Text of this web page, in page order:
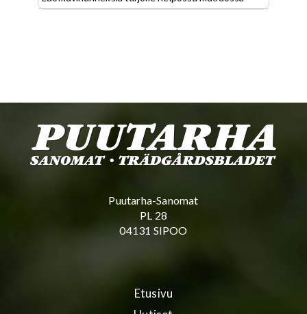
Puutarha-Sanomat
PL 28
04131 SIPOO
Etusivu